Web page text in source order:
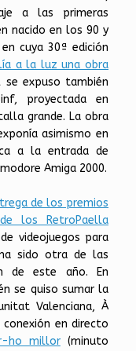
a las primeras
nacido en los 90 y
cuya 30ª edición
a la luz una obra
se expuso también
proyectada en
grande. La obra
asimismo en
a la entrada de
Amiga 2000.
de los premios
de los RetroPaella
videojuegos para
sido otra de las
de este año. En
se quiso sumar la
Valenciana, À
en directo
ho millor(minuto